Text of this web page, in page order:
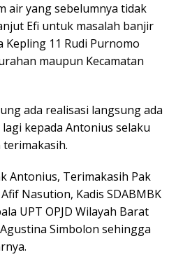
air yang sebelumnya tidak
Efi untuk masalah banjir
11 Rudi Purnomo
maupun Kecamatan
ada realisasi langsung ada
kepada Antonius selaku
Antonius, Terimakasih Pak
Nasution, Kadis SDABMBK
UPT OPJD Wilayah Barat
Simbolon sehingga